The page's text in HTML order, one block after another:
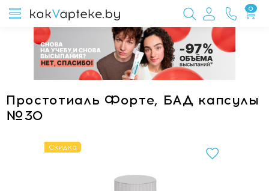
0
Простотиаль Форте, БАД капсулы
№30
Скидка